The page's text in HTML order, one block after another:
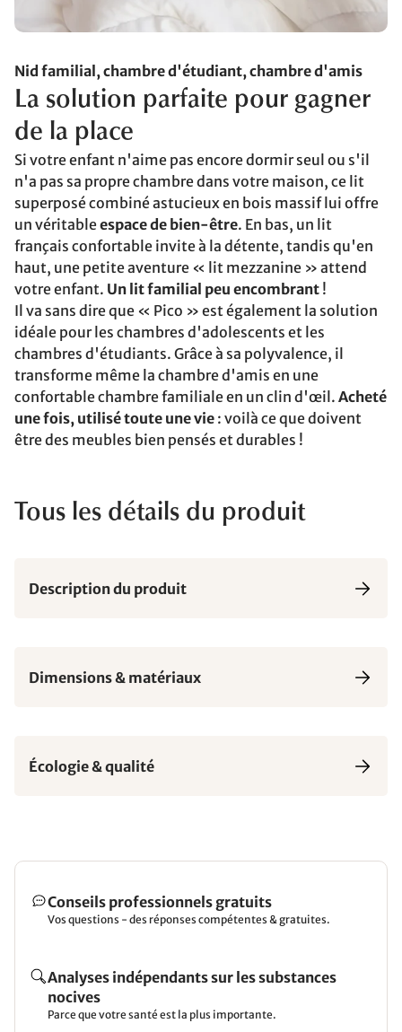
Nid familial, chambre d'étudiant, chambre d'amis
La solution parfaite pour gagner
de la place
Si votre enfant n'aime pas encore dormir seul ou s'il
n'a pas sa propre chambre dans votre maison, ce lit
superposé combiné astucieux en bois massif lui offre
un véritableespace de bien-être. En bas, un lit
français confortable invite à la détente, tandis qu'en
haut, une petite aventure « lit mezzanine » attend
votre enfant. Un lit familial peu encombrant !
Il va sans dire que « Pico » est également la solution
idéale pour les chambres d'adolescents et les
chambres d'étudiants. Grâce à sa polyvalence, il
transforme même la chambre d'amis en une
confortable chambre familiale en un clin d'œil. Acheté
une fois, utilisé toute une vie : voilà ce que doivent
être des meubles bien pensés et durables !
Tous les détails du produit
Description du produit
Dimensions & matériaux
Écologie & qualité
Conseils professionnels gratuits
Vos questions - des réponses compétentes & gratuites.
Analyses indépendants sur les substances
nocives
Parce que votre santé est la plus importante.